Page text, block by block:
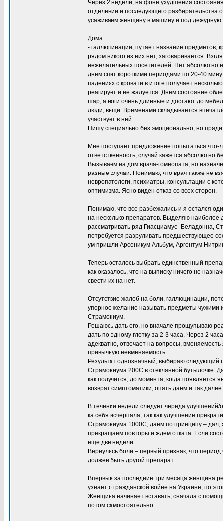
Через 2 недели, на фоне ухудшения
отделении и последующего разбирательства
усаживаем женщину в машину и под дежурную
Дома:
- галлюцинации, путает название предметов,
рядом никого из них нет, заговаривается.
нежелательных посетителей. Нет абсолютно
днем спит короткими периодами по 20-40
падениях с кровати в итоге получает
реагирует и не жалуется. Днем состояние
шар, а ноги очень длинные и достают до
люди, вещи. Временами складывается
участвует в ней.
Пишу специально без эмоционально, но
Мне поступает предложение попытаться что-
ответственность, случай кажется абсолютно
Вызываем на дом врача-гомеопата, но
разные случаи. Понимаю, что врач также не
невропатологи, психиатры, консультации с
оптимизма. Ясно виден отказ со всех сторон.
Понимаю, что все разбежались и я остался
на несколько препаратов. Выделяю наиболее
рассматривать ряд Гиасциамус- Беладонна,
потребуется разруливать предшествующее
ум пришли Арсеникум Альбум, Аргентум
Теперь осталось выбрать единственный
как оказалось, что на выписку ничего не
свести их на нет.
Отсутствие жалоб на боли, галлюцинации,
упорное желание называть предметы чужими
Страмониум.
Решаюсь дать его, но вначале прощупываю
дать по одному глотку за 2-3 часа. Через 2
адекватно, отвечает на вопросы,
привычную невменяемость.
Результат однозначный, выбираю следующий
Страмониума 200С в стеклянной бутылочке.
как получится, до момента, когда
возврат симптоматики, опять даем и так далее.
В течении недели следует череда
ка себя исчерпала, так как улучшение
Страмониума 1000С, даем по принципу – дал,
прекращаем повторы и ждем отката. Если
еще две недели.
Вернулись боли – первый признак, что
должен быть другой препарат.
Впервые за последние три месяца женщина
узнает о гражданской войне на Украине, по
Женщина начинает вставать, сначала с
потом самостоятельно.